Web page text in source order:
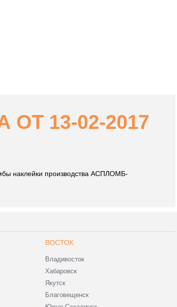
13-02-2017
наклейки производства АСПЛОМБ-
ВОСТОК
Владивосток
Хабаровск
Якутск
Благовещенск